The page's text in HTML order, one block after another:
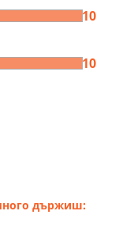
10
10
държиш: